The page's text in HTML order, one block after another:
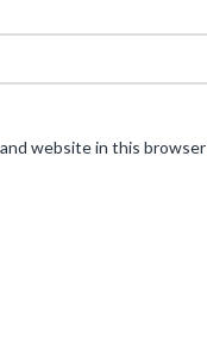
and website in this